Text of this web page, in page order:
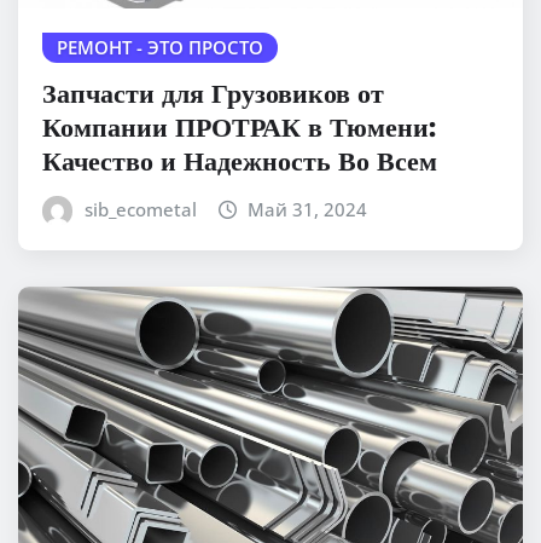
РЕМОНТ - ЭТО ПРОСТО
Запчасти для Грузовиков от
Компании ПРОТРАК в Тюмени:
Качество и Надежность Во Всем
sib_ecometal Май 31, 2024